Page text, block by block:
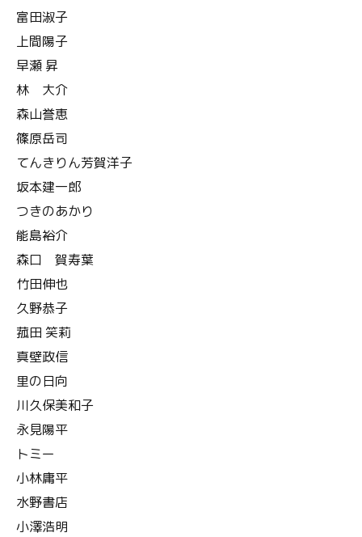
富田淑子
上間陽子
早瀬 昇
林 大介
森山誉恵
篠原岳司
てんきりん芳賀洋子
坂本建一郎
つきのあかり
能島裕介
森口 賀寿葉
竹田伸也
久野恭子
菰田 笑莉
真壁政信
里の日向
川久保美和子
永見陽平
トミー
小林庸平
水野書店
小澤浩明